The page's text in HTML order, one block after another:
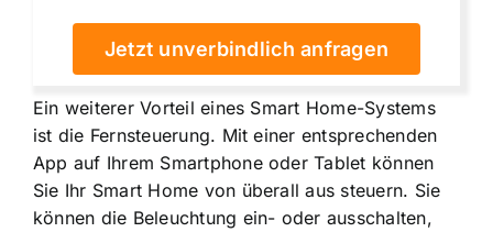
Jetzt unverbindlich anfragen
Ein weiterer Vorteil eines Smart Home-Systems
ist die Fernsteuerung. Mit einer entsprechenden
App auf Ihrem Smartphone oder Tablet können
Sie Ihr Smart Home von überall aus steuern. Sie
können die Beleuchtung ein- oder ausschalten,